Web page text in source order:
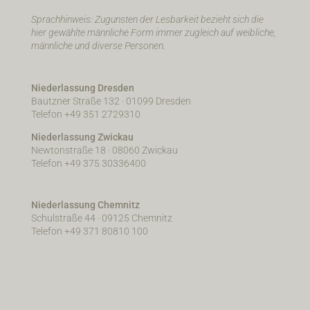
Sprachhinweis: Zugunsten der Lesbarkeit bezieht sich die
hier gewählte männliche Form immer zugleich auf weibliche,
männliche und diverse Personen.
Niederlassung Dresden
Bautzner Straße 132 · 01099 Dresden
Telefon +49 351 2729310
Niederlassung Zwickau
Newtonstraße 18 · 08060 Zwickau
Telefon +49 375 30336400
Niederlassung Chemnitz
Schulstraße 44 · 09125 Chemnitz
Telefon +49 371 80810 100